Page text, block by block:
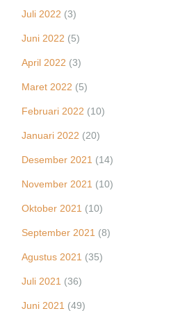
Juli 2022 (3)
Juni 2022 (5)
April 2022 (3)
Maret 2022 (5)
Februari 2022 (10)
Januari 2022 (20)
Desember 2021 (14)
November 2021 (10)
Oktober 2021 (10)
September 2021 (8)
Agustus 2021 (35)
Juli 2021 (36)
Juni 2021 (49)